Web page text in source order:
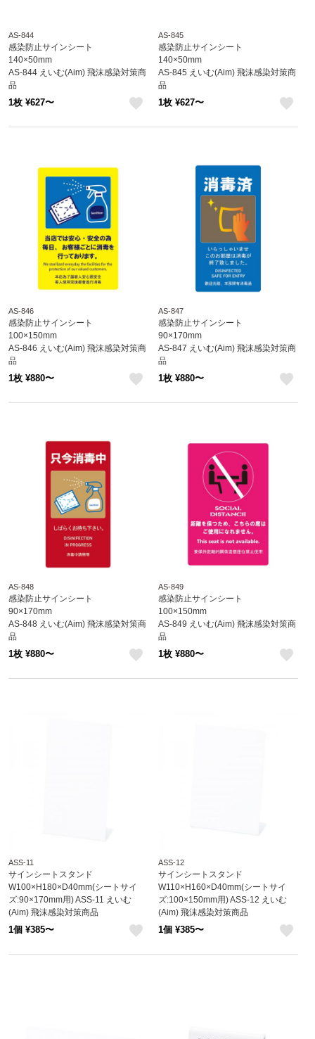
AS-844
感染防止サインシート
140×50mm
AS-844 えいむ(Aim) 飛沫感染対策商
品
1枚 ¥627〜
AS-845
感染防止サインシート
140×50mm
AS-845 えいむ(Aim) 飛沫感染対策商
品
1枚 ¥627〜
AS-846
感染防止サインシート
100×150mm
AS-846 えいむ(Aim) 飛沫感染対策商
品
1枚 ¥880〜
AS-847
感染防止サインシート
90×170mm
AS-847 えいむ(Aim) 飛沫感染対策商
品
1枚 ¥880〜
AS-848
感染防止サインシート
90×170mm
AS-848 えいむ(Aim) 飛沫感染対策商
品
1枚 ¥880〜
AS-849
感染防止サインシート
100×150mm
AS-849 えいむ(Aim) 飛沫感染対策商
品
1枚 ¥880〜
ASS-11
サインシートスタンド
W100×H180×D40mm(シートサイ
ズ:90×170mm用) ASS-11 えいむ
(Aim) 飛沫感染対策商品
1個 ¥385〜
ASS-12
サインシートスタンド
W110×H160×D40mm(シートサイ
ズ:100×150mm用) ASS-12 えいむ
(Aim) 飛沫感染対策商品
1個 ¥385〜